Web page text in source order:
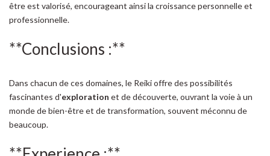
être est valorisé, encourageant ainsi la croissance personnelle et
professionnelle.
**Conclusions :**
Dans chacun de ces domaines, le Reiki offre des possibilités
fascinantes d'exploration et de découverte, ouvrant la voie à un
monde de bien-être et de transformation, souvent méconnu de
beaucoup.